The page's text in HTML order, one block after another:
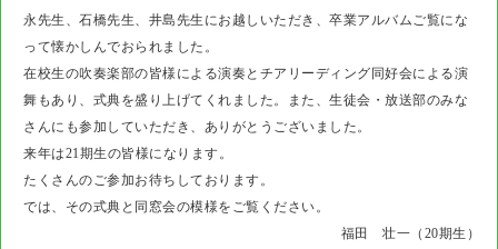
永先生、石橋先生、井島先生にお越しいただき、卒業アルバムご覧にな
って懐かしんでおられました。
在校生の吹奏楽部の皆様による演奏とチアリーディング同好会による演
舞もあり、式典を盛り上げてくれました。また、生徒会・放送部のみな
さんにも参加していただき、ありがとうございました。
来年は21期生の皆様になります。
たくさんのご参加お待ちしております。
では、その式典と同窓会の模様をご覧ください。
福田 壮一（20期生）